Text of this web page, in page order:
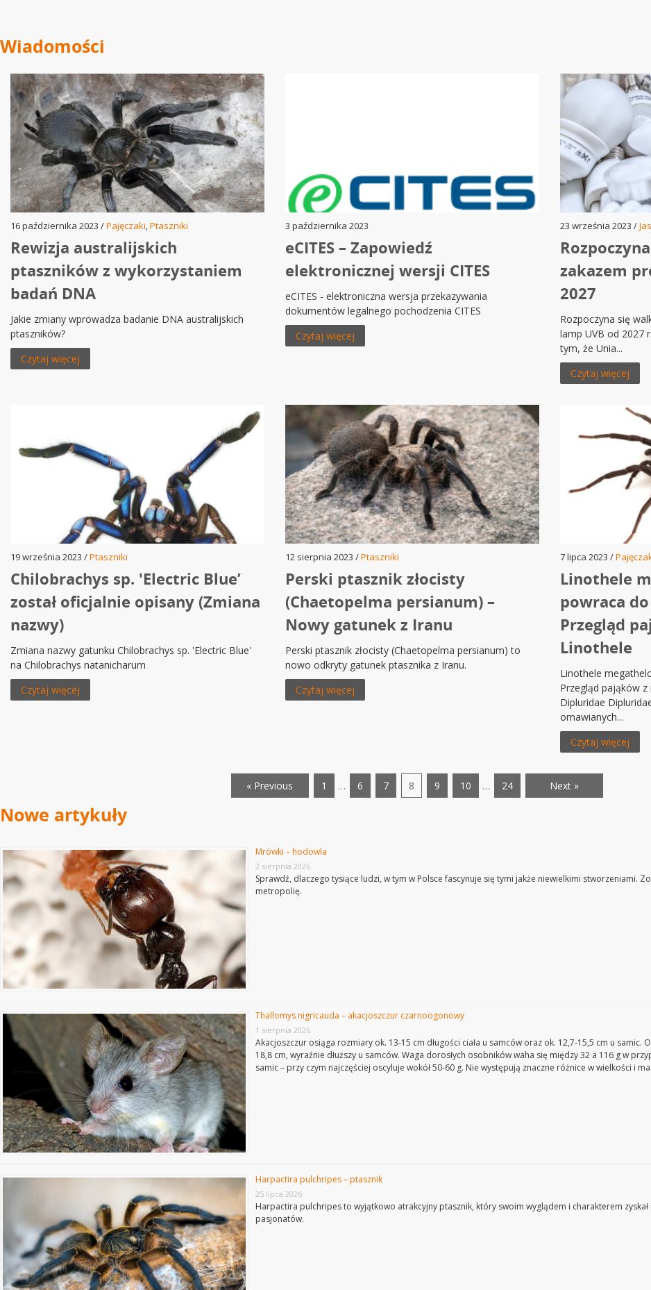
Wiadomości
16 października 2023 /Pajęczaki,Ptaszniki
Rewizja australijskich
ptaszników z wykorzystaniem
badań DNA
Jakie zmiany wprowadza badanie DNA australijskich
ptaszników?
Czytaj więcej
3 października 2023
eCITES – Zapowiedź
elektronicznej wersji CITES
eCITES - elektroniczna wersja przekazywania
dokumentów legalnego pochodzenia CITES
Czytaj więcej
23 września 2023 /
zakazem
2027
Rozpoczyna się
lamp UVB od 2027
tym, że Unia...
Czytaj więcej
19 września 2023 /Ptaszniki
Chilobrachys sp. 'Electric Blue’
został oficjalnie opisany (Zmiana
nazwy)
Zmiana nazwy gatunku Chilobrachys sp. 'Electric Blue'
na Chilobrachys natanicharum
Czytaj więcej
12 sierpnia 2023 /Ptaszniki
Perski ptasznik złocisty
(Chaetopelma persianum) –
Nowy gatunek z Iranu
Perski ptasznik złocisty (Chaetopelma persianum) to
nowo odkryty gatunek ptasznika z Iranu.
Czytaj więcej
7 lipca 2023 /
Linothele
powraca
Przegląd
Linothele
Linothele
Przegląd pająków
Dipluridae
omawianych...
Czytaj więcej
« Previous 1 … 6 7 8 9 10 … 24 Next »
Nowe artykuły
Mrówki – hodowla
2 sierpnia 2026
Sprawdź, dlaczego tysiące ludzi, w tym w Polsce fascynuje się tymi jakże niewielkimi stworzeniami.
metropolię.
Thallomys nigricauda – akacjoszczur czarnoogonowy
1 sierpnia 2026
Akacjoszczur osiąga rozmiary ok. 13-15 cm długości ciała u samców oraz ok. 12,7-15,5 cm u samic.
18,8 cm, wyraźnie dłuższy u samców. Waga dorosłych osobników waha się między 32 a 116 g w
samic – przy czym najczęściej oscyluje wokół 50-60 g. Nie występują znaczne różnice w wielkości i
Harpactira pulchripes – ptasznik
25 lipca 2026
Harpactira pulchripes to wyjątkowo atrakcyjny ptasznik, który swoim wyglądem i charakterem
pasjonatów.